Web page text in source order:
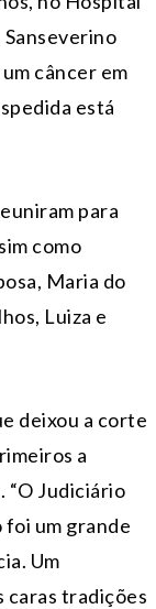
câncer em
está
para
como
Maria do
Luiza e
deixou a corte
a
“O Judiciário
foi um grande
Um
caras tradições